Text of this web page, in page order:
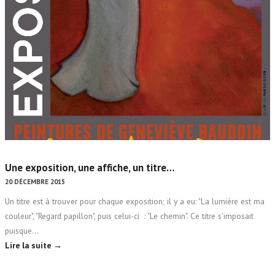
Une exposition, une affiche, un titre…
20 DÉCEMBRE 2015
Un titre est à trouver pour chaque exposition; il y a eu: "La lumière est ma
couleur", "Regard papillon", puis celui-ci : "Le chemin". Ce titre s'imposait
puisque…
Lire la suite →